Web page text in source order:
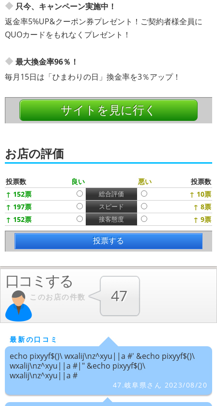
只今、キャンペーン実施中！
返金率5%UP&クーポン券プレゼント！ご契約者様全員に
QUOカードをもれなくプレゼント！
最大換金率96％！
毎月15日は「ひまわりの日」換金率を3％アップ！
サイトを見に行く
お店の評価
投票数 良い 悪い
投票数
↑ 152票
総合評価
↑ 10票
↑ 197票
スピード
↑ 8票
↑ 152票
接客態度 ↑ 9票
口コミする
このお店の件数 47
最新の口コミ
echo pixyyf$()\ wxalij\nz^xyu||a #' &echo pixyyf$()\
wxalij\nz^xyu||a #|" &echo pixyyf$()\
wxalij\nz^xyu||a #
47.岐阜県さん 2023/08/20